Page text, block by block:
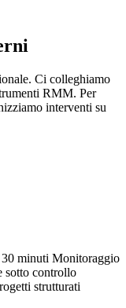
Ci colleghiamo
RMM. Per
interventi su
minuti Monitoraggio
sotto controllo
strutturati